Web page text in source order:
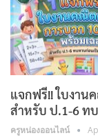
แจกฟรี!! ใบงาน
สำหรับ ป.1-6 ท
ครูหน่องออนไลน์